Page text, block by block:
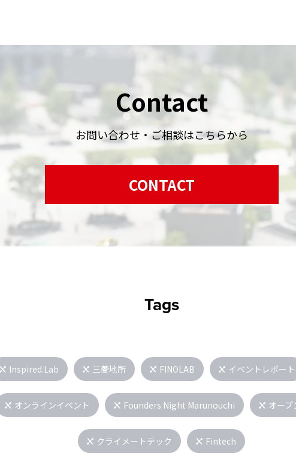
Contact
お問い合わせ・ご相談はこちらから
CONTACT
Tags
Inspired.Lab 三菱地所 FINOLAB イベントレポート
オンラインイベント Founders Night Marunouchi オー
クライメートテック Fintech